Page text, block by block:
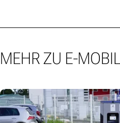
MEHR ZU E-